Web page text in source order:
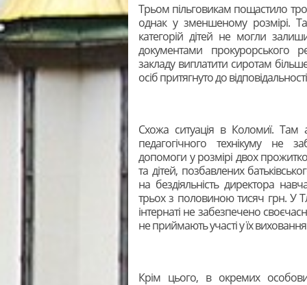
Трьом пільговикам пощастило
однак у зменшеному розмірі.
категорій дітей не могли
документами прокурорського
закладу виплатити сиротам
осіб притягнуто до
Схожа ситуація в Коломиї. Там
педагогічного технікуму не
допомоги у розмірі двох
та дітей, позбавлених
на бездіяльність директора
трьох з половиною тисяч грн. У
інтернаті не забезпечено
не приймають участі у їх
Крім цього, в окремих